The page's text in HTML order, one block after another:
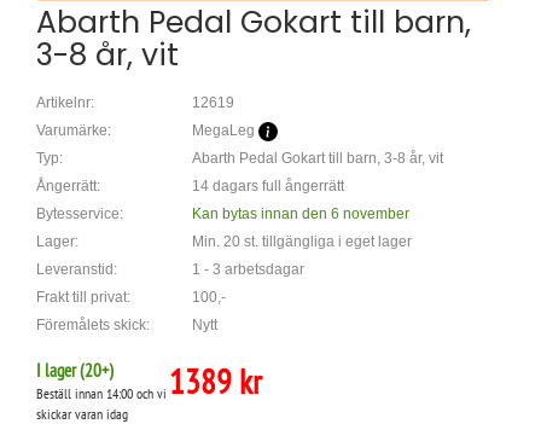
Abarth Pedal Gokart till barn,
3-8 år, vit
Artikelnr:
12619
Varumärke:
MegaLeg
Typ:
Abarth Pedal Gokart till barn, 3-8 år, vit
Ångerrätt:
14 dagars full ångerrätt
Bytesservice:
Kan bytas innan den 6 november
Lager:
Min. 20 st. tillgängliga i eget lager
Leveranstid:
1 - 3 arbetsdagar
Frakt till privat:
100,-
Föremålets skick:
Nytt
I lager (20+)
Beställ innan 14:00 och vi
skickar varan idag
1389 kr